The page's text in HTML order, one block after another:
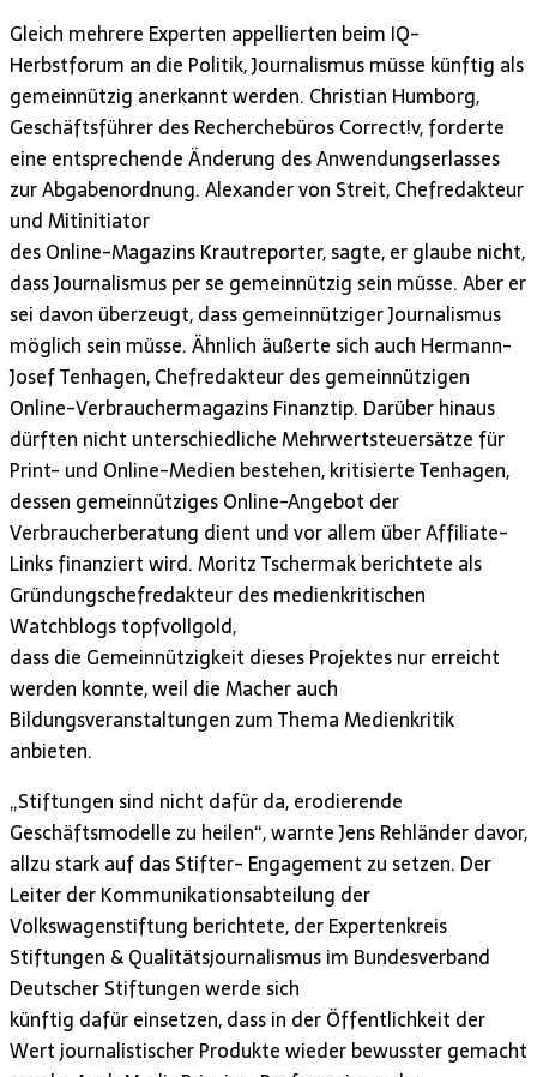
Gleich mehrere Experten appellierten beim IQ-
Herbstforum an die Politik, Journalismus müsse künftig als
gemeinnützig anerkannt werden. Christian Humborg,
Geschäftsführer des Recherchebüros Correct!v, forderte
eine entsprechende Änderung des Anwendungserlasses
zur Abgabenordnung. Alexander von Streit, Chefredakteur
und Mitinitiator
des Online-Magazins Krautreporter, sagte, er glaube nicht,
dass Journalismus per se gemeinnützig sein müsse. Aber er
sei davon überzeugt, dass gemeinnütziger Journalismus
möglich sein müsse. Ähnlich äußerte sich auch Hermann-
Josef Tenhagen, Chefredakteur des gemeinnützigen
Online-Verbrauchermagazins Finanztip. Darüber hinaus
dürften nicht unterschiedliche Mehrwertsteuersätze für
Print- und Online-Medien bestehen, kritisierte Tenhagen,
dessen gemeinnütziges Online-Angebot der
Verbraucherberatung dient und vor allem über Affiliate-
Links finanziert wird. Moritz Tschermak berichtete als
Gründungschefredakteur des medienkritischen
Watchblogs topfvollgold,
dass die Gemeinnützigkeit dieses Projektes nur erreicht
werden konnte, weil die Macher auch
Bildungsveranstaltungen zum Thema Medienkritik
anbieten.
„Stiftungen sind nicht dafür da, erodierende
Geschäftsmodelle zu heilen“, warnte Jens Rehländer davor,
allzu stark auf das Stifter- Engagement zu setzen. Der
Leiter der Kommunikationsabteilung der
Volkswagenstiftung berichtete, der Expertenkreis
Stiftungen & Qualitätsjournalismus im Bundesverband
Deutscher Stiftungen werde sich
künftig dafür einsetzen, dass in der Öffentlichkeit der
Wert journalistischer Produkte wieder bewusster gemacht